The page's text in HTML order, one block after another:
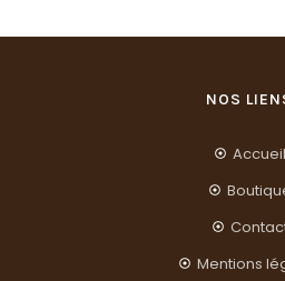
NOS
Accueil
Mentions